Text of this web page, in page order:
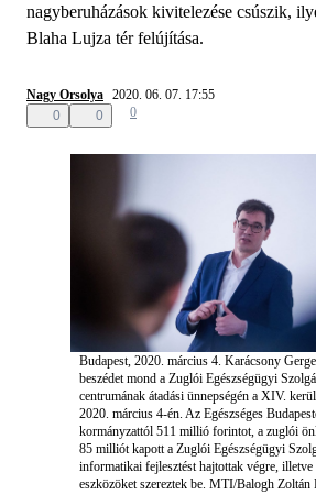
nagyberuházások kivitelezése csúszik,
Blaha Lujza tér felújítása.
Nagy Orsolya 2020. 06. 07. 17:55
0
0 0
Budapest, 2020. március 4. Karácsony
beszédet mond a Zuglói Egészségügyi
centrumának átadási ünnepségén a XIV.
2020. március 4-én. Az Egészséges
kormányzattól 511 millió forintot, a zuglói
85 milliót kapott a Zuglói Egészségügyi
informatikai fejlesztést hajtottak végre,
eszközöket szereztek be. MTI/Balogh Zoltán